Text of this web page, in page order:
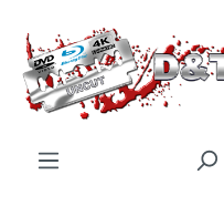
Zum Hauptinhalt springen